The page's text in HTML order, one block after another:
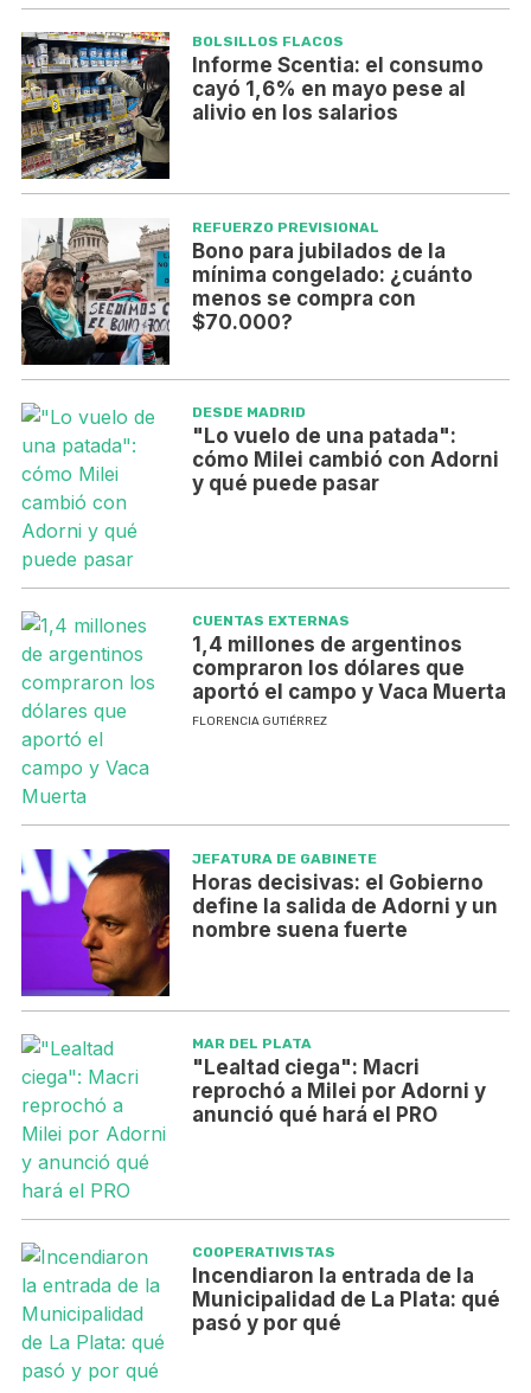
BOLSILLOS FLACOS
Informe Scentia: el consumo
cayó 1,6% en mayo pese al
alivio en los salarios
REFUERZO PREVISIONAL
Bono para jubilados de la
mínima congelado: ¿cuánto
menos se compra con
$70.000?
DESDE MADRID
"Lo vuelo de una patada":
cómo Milei cambió con Adorni
y qué puede pasar
CUENTAS EXTERNAS
1,4 millones de argentinos
compraron los dólares que
aportó el campo y Vaca Muerta
FLORENCIA GUTIÉRREZ
JEFATURA DE GABINETE
Horas decisivas: el Gobierno
define la salida de Adorni y un
nombre suena fuerte
MAR DEL PLATA
"Lealtad ciega": Macri
reprochó a Milei por Adorni y
anunció qué hará el PRO
COOPERATIVISTAS
Incendiaron la entrada de la
Municipalidad de La Plata: qué
pasó y por qué